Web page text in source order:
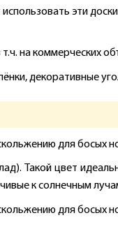
эти
на коммерческих
декоративные
для босых
Такой цвет
к солнечным
для босых